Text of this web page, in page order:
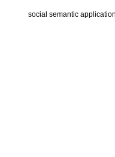
social semantic